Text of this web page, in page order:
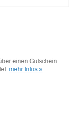
einen Gutschein
mehr Infos »